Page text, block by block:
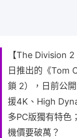
【The Division
日推出的《Tom
鎖 2），日前公
援4K、High
多PC版獨有特色
機價要破萬？